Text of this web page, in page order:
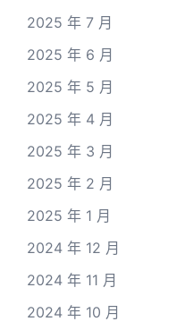
2025 年 7 月
2025 年 6 月
2025 年 5 月
2025 年 4 月
2025 年 3 月
2025 年 2 月
2025 年 1 月
2024 年 12 月
2024 年 11 月
2024 年 10 月